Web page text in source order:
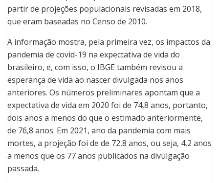
partir de projeções populacionais revisadas em 2018,
que eram baseadas no Censo de 2010.
A informação mostra, pela primeira vez, os impactos da
pandemia de covid-19 na expectativa de vida do
brasileiro, e, com isso, o IBGE também revisou a
esperança de vida ao nascer divulgada nos anos
anteriores. Os números preliminares apontam que a
expectativa de vida em 2020 foi de 74,8 anos, portanto,
dois anos a menos do que o estimado anteriormente,
de 76,8 anos. Em 2021, ano da pandemia com mais
mortes, a projeção foi de de 72,8 anos, ou seja, 4,2 anos
a menos que os 77 anos publicados na divulgação
passada.